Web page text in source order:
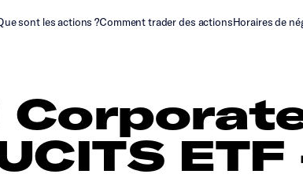
sont les actions ?Comment trader des actionsHoraires de
ETF